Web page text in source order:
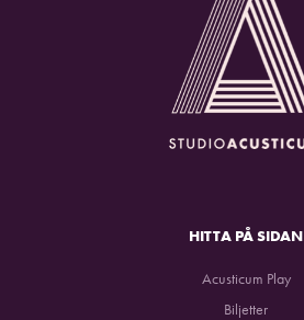
HITTA PÅ SIDAN
Acusticum Play
Biljetter